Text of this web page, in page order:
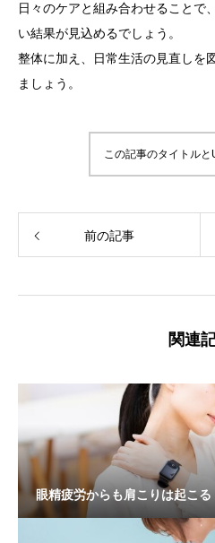
日々のケアと組み合わせることで
い結果が見込めるでしょう。
整体に加え、日常生活の見直しを
ましょう。
この記事のタイトル
前の記事
関連
眼精疲労からも肩こりは起こる